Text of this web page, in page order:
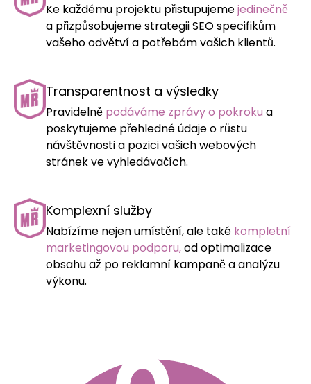
Ke každému projektu přistupujemejedinečně
a přizpůsobujeme strategii SEO specifikům
vašeho odvětví a potřebám vašich klientů.
Transparentnost a výsledky
Pravidelně podáváme zprávy o pokroku a
poskytujeme přehledné údaje o růstu
návštěvnosti a pozici vašich webových
stránek ve vyhledávačích.
Komplexní služby
Nabízíme nejen umístění, ale také kompletní
marketingovou podporu,od optimalizace
obsahu až po reklamní kampaně a analýzu
výkonu.